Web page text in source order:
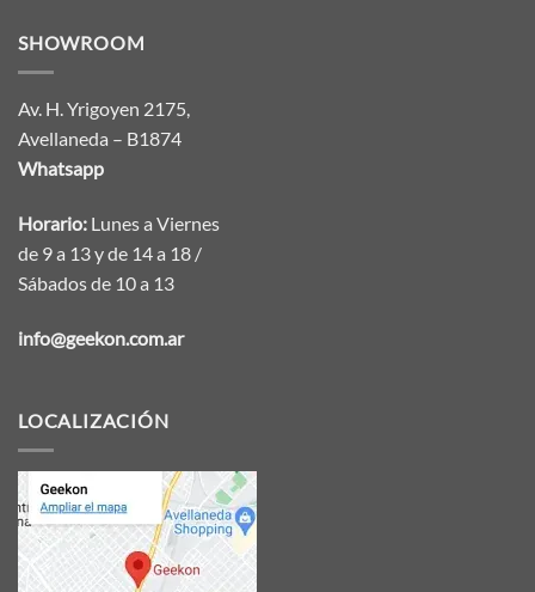
SHOWROOM
Av. H. Yrigoyen 2175,
Avellaneda – B1874
Whatsapp
Horario: Lunes a Viernes
de 9 a 13 y de 14 a 18 /
Sábados de 10 a 13
info@geekon.com.ar
LOCALIZACIÓN